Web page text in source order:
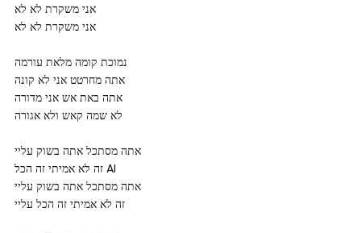
אני משקרת לא לא
אני משקרת לא לא
נמוכת קומה מלאת עורמה
אתה מחרטט אני לא קונה
אתה באת אש אני מדורה
לא שמה קאש ולא אגורה
אתה מסתכל אתה בשוק עליי
זה לא אמיתי זה הכל AI
אתה מסתכל אתה בשוק עליי
זה לא אמיתי זה הכל עליי